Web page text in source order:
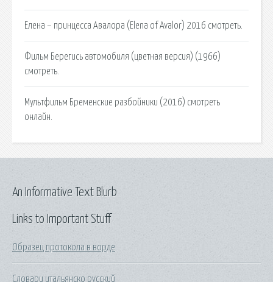
Елена – принцесса Авалора (Elena of Avalor) 2016 смотреть.
Фильм Берегись автомобиля (цветная версия) (1966)
смотреть.
Мультфильм Бременские разбойники (2016) смотреть
онлайн.
Links to Important Stuff
Образец протокола в ворде
Словари итальянско русский
An Informative Text Blurb